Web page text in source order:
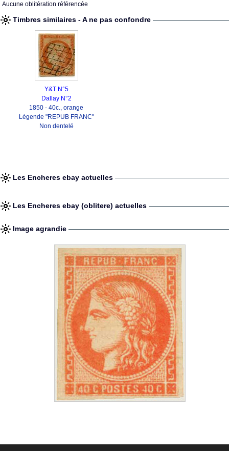
Aucune oblitération référencée
Timbres similaires - A ne pas confondre
Y&T N°5
Dallay N°2
1850 - 40c., orange
Légende "REPUB FRANC"
Non dentelé
Les Encheres ebay actuelles
Les Encheres ebay (oblitere) actuelles
Image agrandie